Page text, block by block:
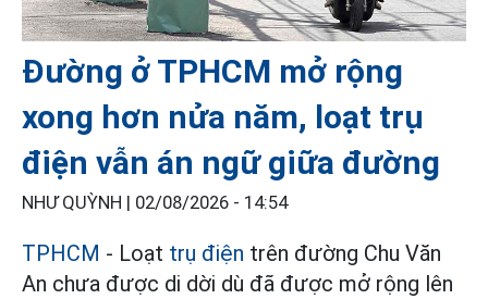
Đường ở TPHCM mở rộng
xong hơn nửa năm, loạt trụ
điện vẫn án ngữ giữa đường
NHƯ QUỲNH | 02/08/2026 - 14:54
TPHCM - Loạt trụ điện trên đường Chu Văn
An chưa được di dời dù đã được mở rộng lên